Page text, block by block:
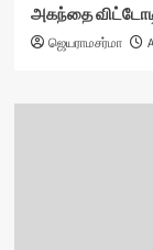
அகந்தை
ஜெயராமசர்மா